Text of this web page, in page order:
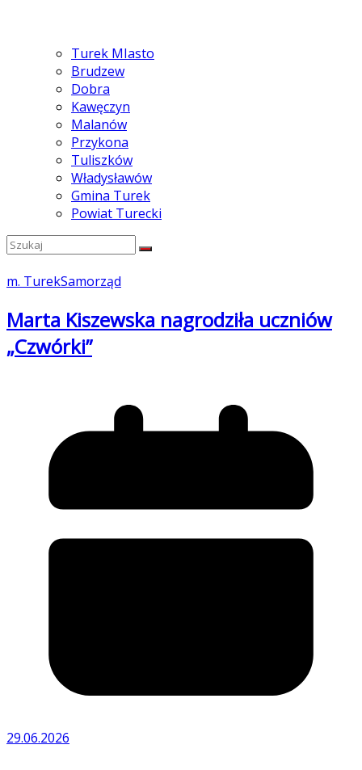
Turek MIasto
Brudzew
Dobra
Kawęczyn
Malanów
Przykona
Tuliszków
Władysławów
Gmina Turek
Powiat Turecki
m. TurekSamorząd
Marta Kiszewska nagrodziła uczniów
„Czwórki”
29.06.2026